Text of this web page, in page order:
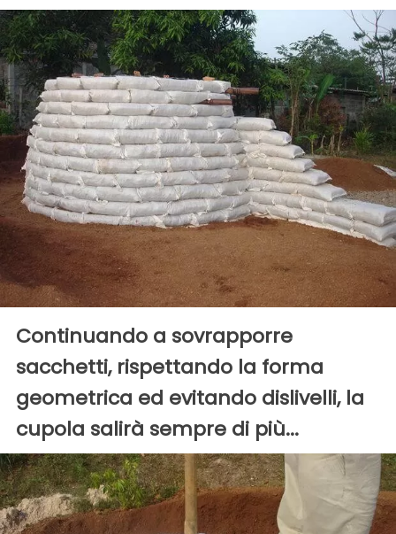
Continuando a sovrapporre
sacchetti, rispettando la forma
geometrica ed evitando dislivelli, la
cupola salirà sempre di più...